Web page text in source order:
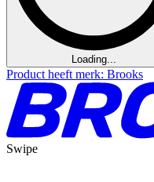
Loading...
Product heeft merk: Brooks
Swipe